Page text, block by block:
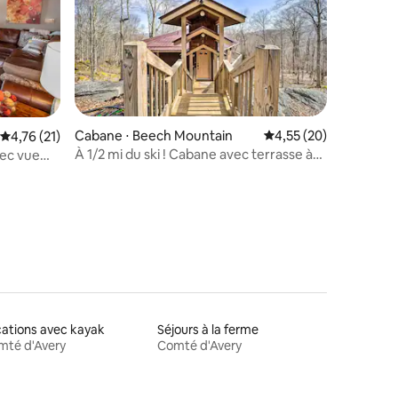
: 5 sur 5
Évaluation moyenne sur la base de 21 commentaires : 4,76 sur 5
4,76 (21)
vue
Cabane ⋅ Beech Mountain Évaluation moyenne
4,55 (20)
À 1/2 mi du ski ! Cabane avec terrasse à
avec kayak
d'Avery
Séjours à la ferme
Comté d'Avery